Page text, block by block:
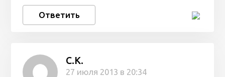
Ответить
C.K.
27 июля 2013 в 20:34